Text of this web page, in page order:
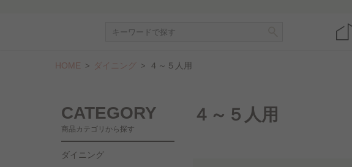
HOME ダイニング ４～５人用
CATEGORY
商品カテゴリから探す
ダイニング
４～５人用